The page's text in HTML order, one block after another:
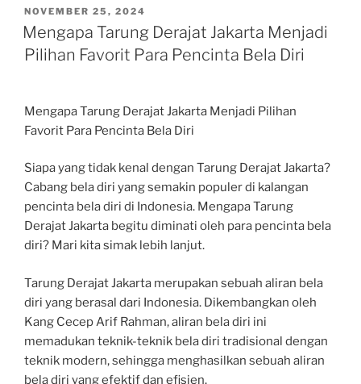
POSTED
ON
NOVEMBER 25, 2024
Mengapa Tarung Derajat Jakarta Menjadi
Pilihan Favorit Para Pencinta Bela Diri
Mengapa Tarung Derajat Jakarta Menjadi Pilihan
Favorit Para Pencinta Bela Diri
Siapa yang tidak kenal dengan Tarung Derajat Jakarta?
Cabang bela diri yang semakin populer di kalangan
pencinta bela diri di Indonesia. Mengapa Tarung
Derajat Jakarta begitu diminati oleh para pencinta bela
diri? Mari kita simak lebih lanjut.
Tarung Derajat Jakarta merupakan sebuah aliran bela
diri yang berasal dari Indonesia. Dikembangkan oleh
Kang Cecep Arif Rahman, aliran bela diri ini
memadukan teknik-teknik bela diri tradisional dengan
teknik modern, sehingga menghasilkan sebuah aliran
bela diri yang efektif dan efisien.